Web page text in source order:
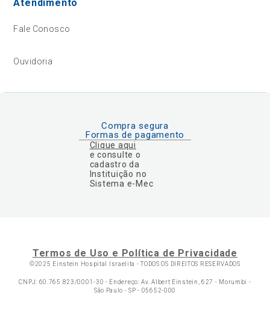
Atendimento
Fale Conosco
Ouvidoria
Compra segura
Formas de pagamento
Clique aqui
e consulte o
cadastro da
Instituição no
Sistema e-Mec
Termos de Uso e Política de Privacidade
©2025 Einstein Hospital Israelita -TODOS OS DIREITOS RESERVADOS
CNPJ: 60.765.823/0001-30 - Endereço: Av. Albert Einstein, 627 - Morumbi -
São Paulo - SP - 05652-000